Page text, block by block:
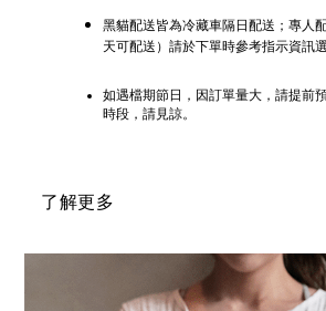
黑貓配送皆為冷藏車隔日配送；專人
天可配送）請於下單時參考指示資訊
如遇檔期節日，因訂單量大，請提前
時段，請見諒。
了解更多